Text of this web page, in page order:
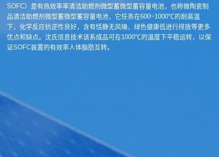
SOFC）是有热效率率清洁助燃剂微型蓄微型蓄容量电池，也称做陶瓷制
品清洁助燃剂微型蓄微型蓄容量电池，它任务在600~1000℃的耐高温
下，化学反应抗逆性良好，含有恬静无风噪、绿色健康低进行排放等更多
优点和缺点。沈氏信息技术该系成品可在1000℃的温度下平稳运转，以保
证SOFC装置的有效率人体脂肪互转。